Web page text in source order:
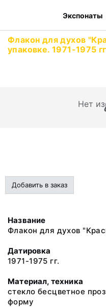
Экспонаты
Флакон для духов
упаковке. 1971-1975
Нет
Добавить в заказ
Название
Флакон для духов
Датировка
1971-1975 гг.
Материал, техника
стекло бесцветное
форму